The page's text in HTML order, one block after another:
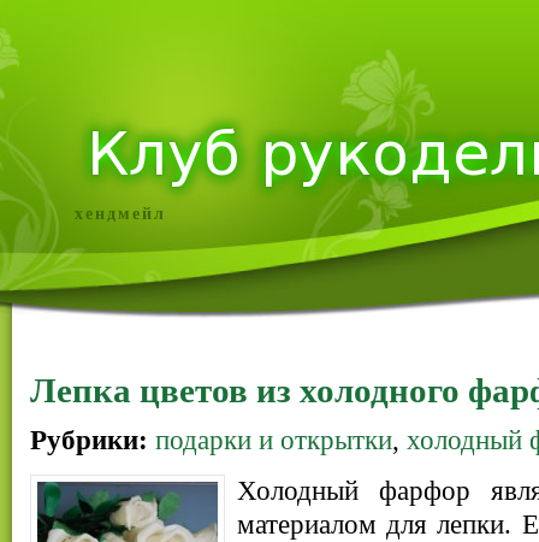
хендмейл
Лепка цветов из холодного
Рубрики: подарки и открытки, холодный
Холодный фарфор
материалом для лепки.